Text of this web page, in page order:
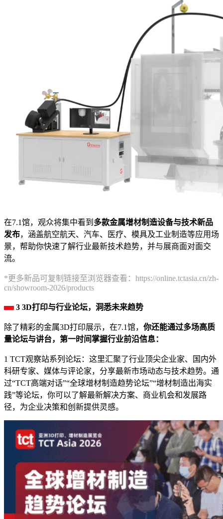
在7.1馆，观众将集中看到 多款金属增材制造设备与技术新品
发布，涵盖航空航天、汽车、医疗、模具及工业制造等应用场
景，帮助你快速了解行业最新技术趋势，并与展商面对面交
流。
*更多新品可复制链接至浏览器查看：https://online.tctasia.cn/zh-
cn/showroom-2026/products
3 3D打印与行业论坛，洞悉未来趋势
除了精彩的金属3D打印展示，在7.1馆， 你还能通过多场高质
量论坛与讲台，第一时间掌握行业前沿信息：
1 TCT观察站系列论坛：这里汇聚了行业顶尖企业家、国内外
科研专家、媒体与评论家，分享最新市场动态与技术趋势。通
过“TCT高端对话”“全球增材制造趋势论坛”“增材制造出海实
践”等论坛，你可以了解最新解决方案、商业机会和发展路
径，为企业决策和创新提供灵感。